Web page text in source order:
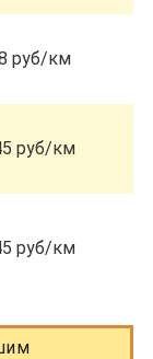
руб/км
руб/км
руб/км